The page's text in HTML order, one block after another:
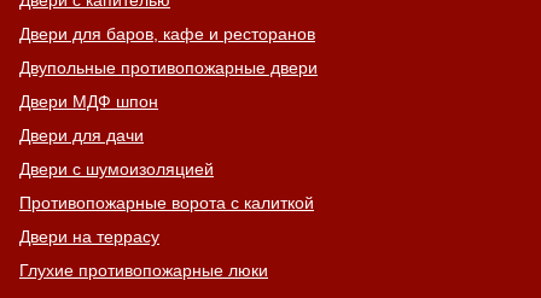
Двери для баров, кафе и ресторанов
Двупольные противопожарные двери
Двери МДФ шпон
Двери для дачи
Двери с шумоизоляцией
Противопожарные ворота с калиткой
Двери на террасу
Глухие противопожарные люки